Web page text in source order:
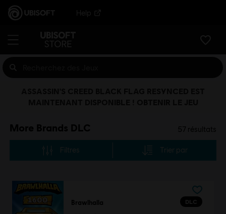
Help
More Brands DLC 57 résultats
Filtres Trier par
DLC
Brawlhalla